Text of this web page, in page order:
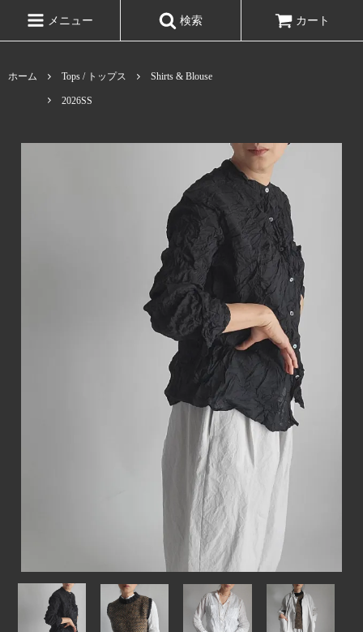
メニュー 検索 カート
ホーム Tops / トップス Shirts & Blouse
2026SS